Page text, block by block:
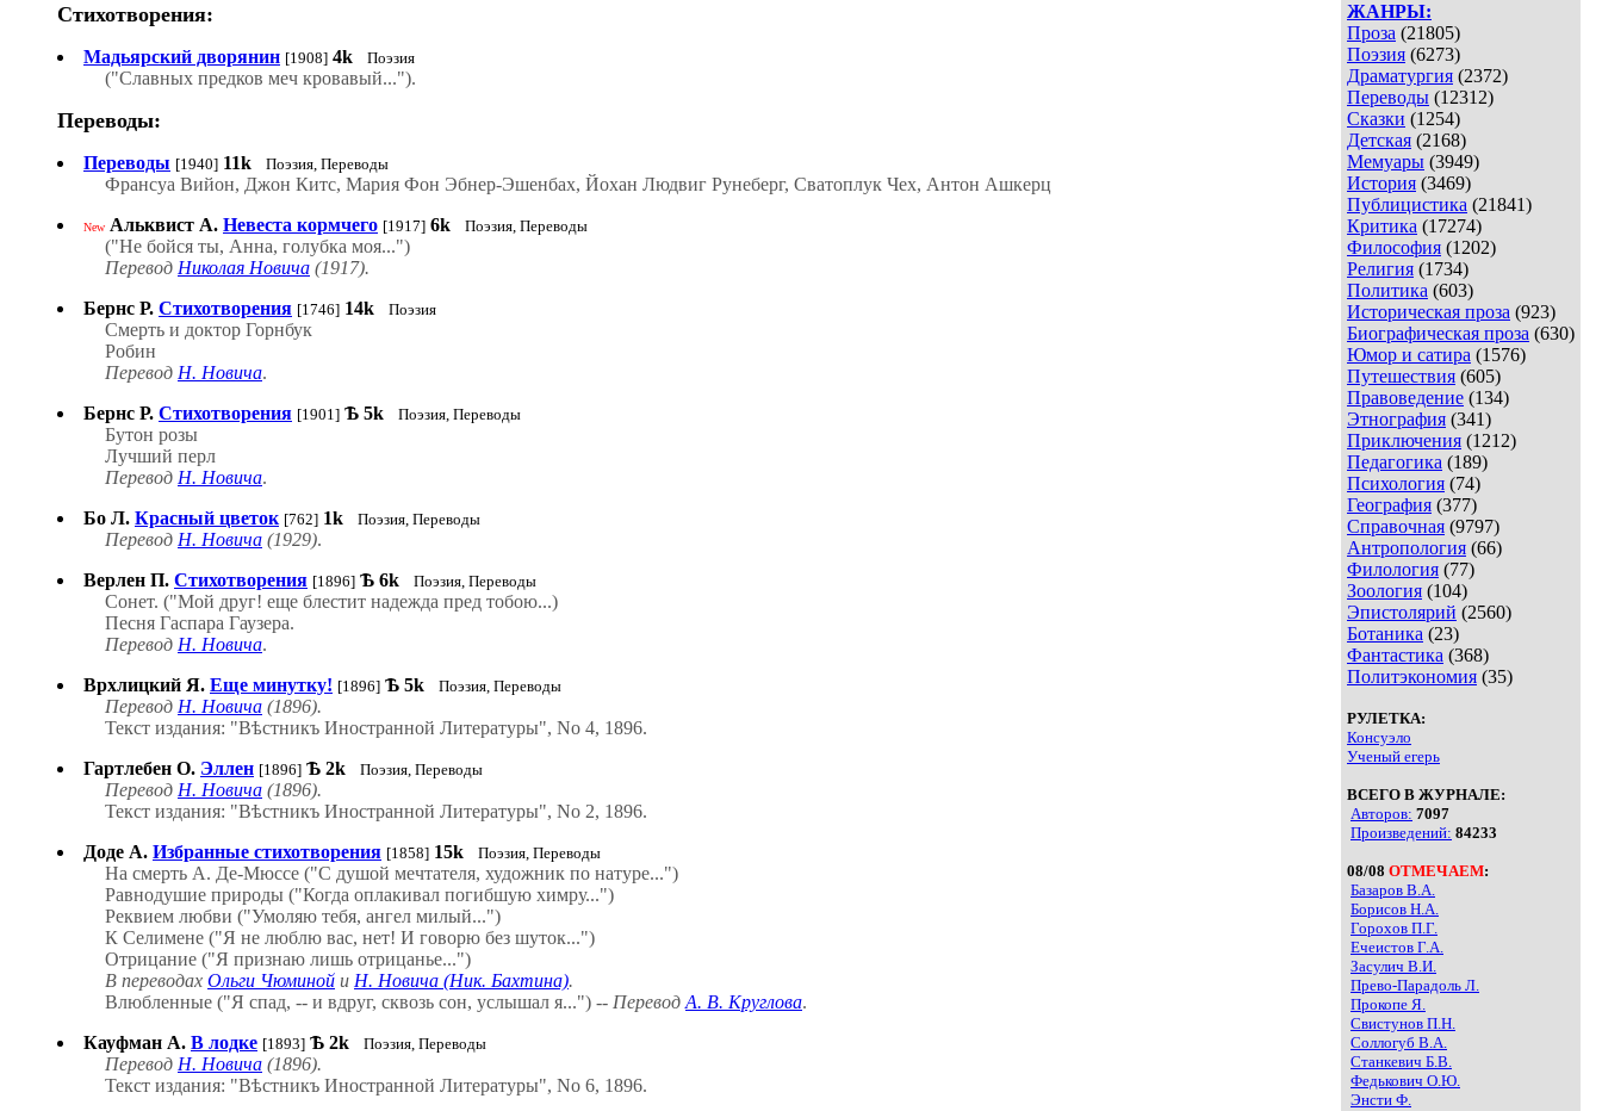
ЖАНРЫ:
Проза (21805)
Поэзия (6273)
Драматургия (2372)
Переводы (12312)
Сказки (1254)
Детская (2168)
Мемуары (3949)
История (3469)
Публицистика (21841)
Критика (17274)
Философия (1202)
Религия (1734)
Политика (603)
Историческая проза (923)
Биографическая проза (630)
Юмор и сатира (1576)
Путешествия (605)
Правоведение (134)
Этнография (341)
Приключения (1212)
Педагогика (189)
Психология (74)
География (377)
Справочная (9797)
Антропология (66)
Филология (77)
Зоология (104)
Эпистолярий (2560)
Ботаника (23)
Фантастика (368)
Политэкономия (35)
РУЛЕТКА:
Консуэло
Ученый егерь
ВСЕГО В ЖУРНАЛЕ:
Авторов: 7097
Произведений: 84233
08/08 ОТМЕЧАЕМ:
Базаров В.А.
Борисов Н.А.
Горохов П.Г.
Ечеистов Г.А.
Засулич В.И.
Прево-Парадоль Л.
Прокопе Я.
Свистунов П.Н.
Соллогуб В.А.
Станкевич Б.В.
Федькович О.Ю.
Энсти Ф.
Стихотворения:
Мадьярский дворянин [1908] 4k Поэзия
("Славных предков меч кровавый...").
Переводы:
Переводы [1940] 11k Поэзия, Переводы
Франсуа Вийон, Джон Китс, Мария Фон Эбнер-Эшенбах, Йохан Людвиг Рунеберг, Сватоплук Чех, Антон Ашкерц
New Альквист А. Невеста кормчего [1917] 6k Поэзия, Переводы
("Не бойся ты, Анна, голубка моя...")
Перевод Николая Новича (1917).
Бернс Р. Стихотворения [1746] 14k Поэзия
Смерть и доктор Горнбук
Робин
Перевод Н. Новича.
Бернс Р. Стихотворения [1901] Ѣ 5k Поэзия, Переводы
Бутон розы
Лучший перл
Перевод Н. Новича.
Бо Л. Красный цветок [762] 1k Поэзия, Переводы
Перевод Н. Новича (1929).
Верлен П. Стихотворения [1896] Ѣ 6k Поэзия, Переводы
Сонет. ("Мой друг! еще блестит надежда пред тобою...)
Песня Гаспара Гаузера.
Перевод Н. Новича.
Врхлицкий Я. Еще минутку! [1896] Ѣ 5k Поэзия, Переводы
Перевод Н. Новича (1896).
Текст издания: "Вѣстникъ Иностранной Литературы", No 4, 1896.
Гартлебен О. Эллен [1896] Ѣ 2k Поэзия, Переводы
Перевод Н. Новича (1896).
Текст издания: "Вѣстникъ Иностранной Литературы", No 2, 1896.
Доде А. Избранные стихотворения [1858] 15k Поэзия, Переводы
На смерть А. Де-Мюссе ("С душой мечтателя, художник по натуре...")
Равнодушие природы ("Когда оплакивал погибшую химру...")
Реквием любви ("Умоляю тебя, ангел милый...")
К Селимене ("Я не люблю вас, нет! И говорю без шуток...")
Отрицание ("Я признаю лишь отрицанье...")
В переводах Ольги Чюминой и Н. Новича (Ник. Бахтина).
Влюбленные ("Я спад, -- и вдруг, сквозь сон, услышал я...") -- Перевод А. В. Круглова.
Кауфман А. В лодке [1893] Ѣ 2k Поэзия, Переводы
Перевод Н. Новича (1896).
Текст издания: "Вѣстникъ Иностранной Литературы", No 6, 1896.